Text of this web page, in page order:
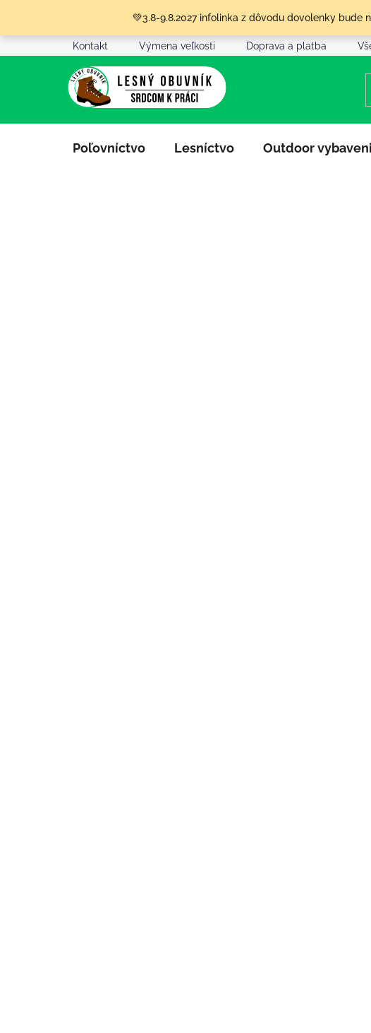
obsah
💚3.8-9.8.2027 infolinka z dôvodu dovolenky bude
Kontakt Výmena veľkosti Doprava a platba
Poľovníctvo Lesníctvo Outdoor